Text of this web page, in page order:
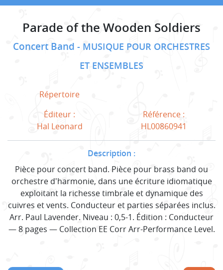
Parade of the Wooden Soldiers
Concert Band
MUSIQUE POUR ORCHESTRES
ET ENSEMBLES
Répertoire
Éditeur :
Hal Leonard
Référence :
HL00860941
Description :
Pièce pour concert band. Pièce pour brass band ou
orchestre d'harmonie, dans une écriture idiomatique
exploitant la richesse timbrale et dynamique des
cuivres et vents. Conducteur et parties séparées inclus.
Arr. Paul Lavender. Niveau : 0,5-1. Édition : Conducteur
— 8 pages — Collection EE Corr Arr-Performance Level.